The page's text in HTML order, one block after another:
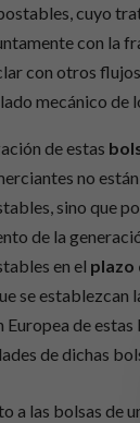
cuyo
con la
con otros
mecánico de
de estas
no
sino que
de la
en el plazo
se establezcan
Europea de
de dichas
a las bolsas de